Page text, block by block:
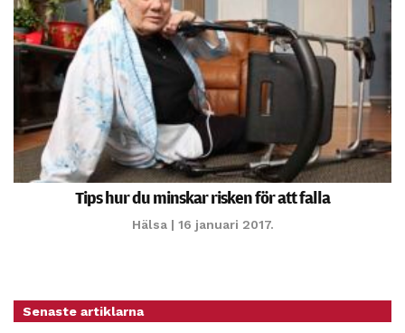
Tips hur du minskar risken för att falla
Hälsa| 16 januari 2017.
Senaste artiklarna